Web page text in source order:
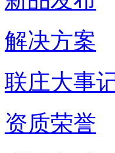
解决方案
联庄大事
资质荣誉